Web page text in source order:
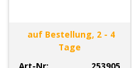
auf Bestellung, 2 - 4
Tage